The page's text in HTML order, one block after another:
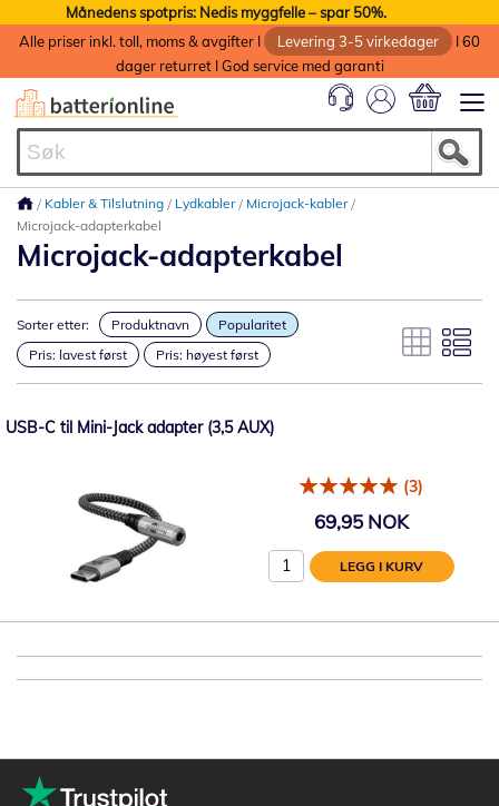
Månedens spotpris: Nedis myggfelle – spar 50%.
Alle priser inkl. toll, moms & avgifter I
Levering 3-5 virkedager
I 60
dager returret I God service med garanti
Kabler & Tilslutning Lydkabler
Microjack-kabler
Microjack-adapterkabel
Microjack-adapterkabel
Sorter etter: Produktnavn
Popularitet
Pris: lavest først
Pris: høyest først
USB-C til Mini-Jack adapter (3,5 AUX)
(3)
69,95 NOK
LEGG I KURV